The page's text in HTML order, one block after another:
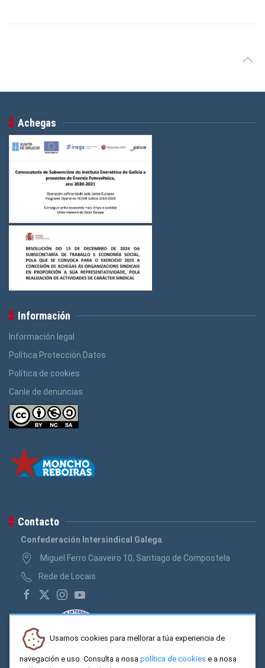
Achegas
Información
Información legal
Política Protección Datos
Política de cookies
Canle de denuncias
Contacto
Confederación Intersindical Galega
Miguel Ferro Caaveiro 10, Santiago de Compostela
Rede de Locais
Usamos cookies para mellorar a túa experiencia de
navegación e uso. Consulta a nosa política de cookies e a nosa